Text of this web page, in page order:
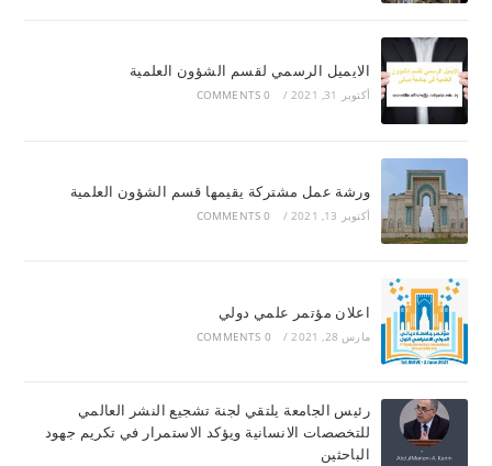
الايميل الرسمي لقسم الشؤون العلمية
أكتوبر 31, 2021 /
0 COMMENTS
ورشة عمل مشتركة يقيمها قسم الشؤون العلمية
أكتوبر 13, 2021 /
0 COMMENTS
اعلان مؤتمر علمي دولي
مارس 28, 2021 /
0 COMMENTS
رئيس الجامعة يلتقي لجنة تشجيع النشر العالمي
للتخصصات الانسانية ويؤكد الاستمرار في تكريم جهود
الباحثين